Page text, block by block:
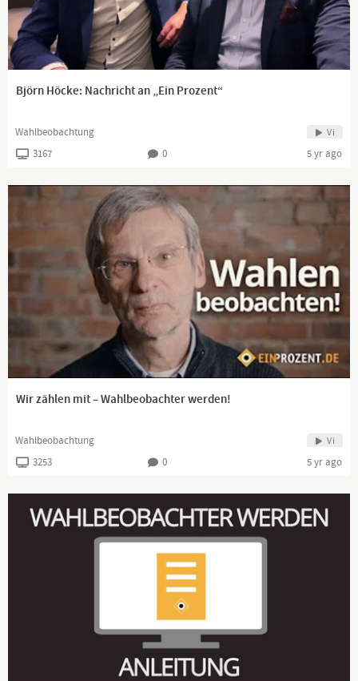
Björn Höcke: Nachricht an „Ein Prozent“
Wahlbeobachtung Vi
3167 0 5 yr ago
Wir zählen mit – Wahlbeobachter werden!
Wahlbeobachtung Vi
3253 0 5 yr ago